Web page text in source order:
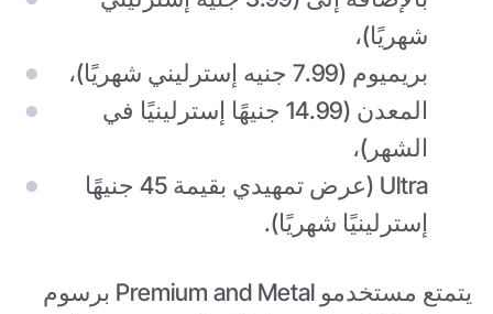
شهريًا)،
بريميوم (7.99 جنيه إسترليني شهريًا)،
المعدن (14.99 جنيهًا إسترلينيًا في
الشهر)،
Ultra (عرض تمهيدي بقيمة 45 جنيهًا
إسترلينيًا شهريًا).
يتمتع مستخدمو Premium and Metal برسوم